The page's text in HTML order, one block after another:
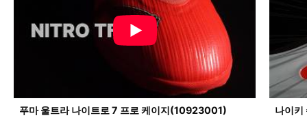
푸마 울트라 나이트로 7 프로 케이지(10923001) 나이